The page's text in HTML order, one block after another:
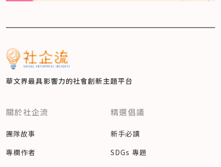
華文界最具影響力的社會創新主題平台
關於社企流
團隊故事
專欄作者
精選倡議
新手必讀
SDGs 專題